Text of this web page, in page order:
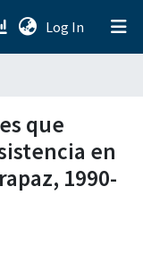
Log In (current)
que
en
1990-